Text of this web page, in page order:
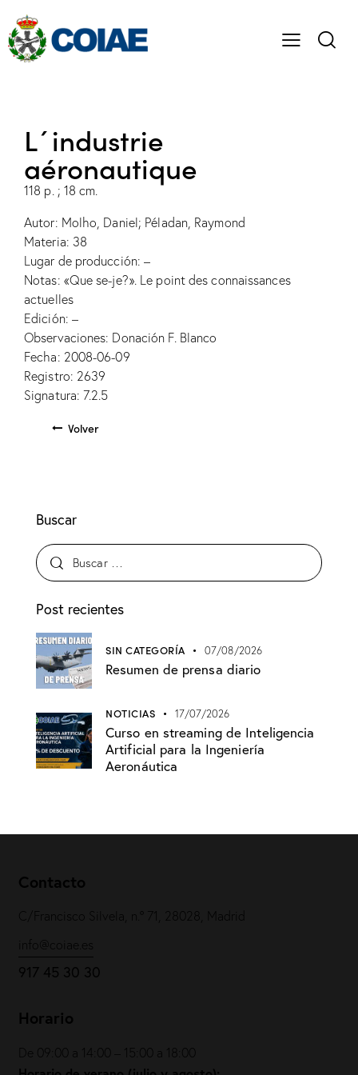
L´industrie
aéronautique
118 p. ; 18 cm.
Autor: Molho, Daniel; Péladan, Raymond
Materia: 38
Lugar de producción: –
Notas: «Que se-je?». Le point des connaissances
actuelles
Edición: –
Observaciones: Donación F. Blanco
Fecha: 2008-06-09
Registro: 2639
Signatura: 7.2.5
Volver
Buscar
Post recientes
SIN CATEGORÍA 07/08/2026
Resumen de prensa diario
NOTICIAS 17/07/2026
Curso en streaming de Inteligencia
Artificial para la Ingeniería
Aeronáutica
Contacto
C/Francisco Silvela, n.º 71, 28028, Madrid
info@coiae.es
917 45 30 30
Horario
De 09:00 a 14:00 – 15:00 a 18:00